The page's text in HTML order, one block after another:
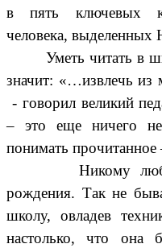
в пять ключевых
человека,
Уметь читать в
значит: «…извлечь
- говорил великий
– это еще ничего
понимать прочитанное
Никому любовь
рождения. Так не
школу, овладев
настолько, что